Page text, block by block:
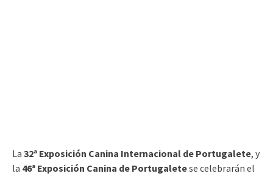
La 32ª Exposición Canina Internacional de Portugalete, y
la 46ª Exposición Canina de Portugaletese celebrarán el